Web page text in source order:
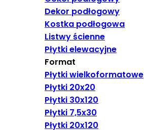
Dekor podłogowy
Kostka podłogowa
Listwy ścienne
Płytki elewacyjne
Format
Płytki wielkoformatowe
Płytki 20x20
Płytki 30x120
Płytki 7,5x30
Płytki 20x120